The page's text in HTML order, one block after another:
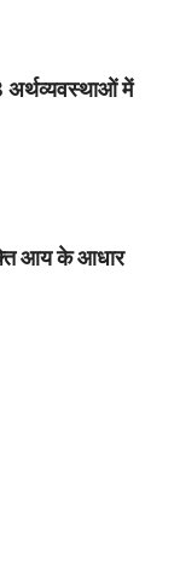
अर्थव्यवस्थाओं में
आय के आधार